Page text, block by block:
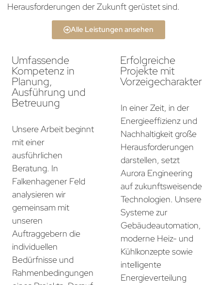
Herausforderungen der Zukunft gerüstet sind.
Alle Leistungen ansehen
Umfassende
Kompetenz in
Planung,
Ausführung und
Betreuung
Unsere Arbeit beginnt
mit einer
ausführlichen
Beratung. In
Falkenhagener Feld
analysieren wir
gemeinsam mit
unseren
Auftraggebern die
individuellen
Bedürfnisse und
Rahmenbedingungen
Erfolgreiche
Projekte mit
Vorzeigecharakter
In einer Zeit, in der
Energieeffizienz und
Nachhaltigkeit große
Herausforderungen
darstellen, setzt
Aurora Engineering
auf zukunftsweisende
Technologien. Unsere
Systeme zur
Gebäudeautomation,
moderne Heiz- und
Kühlkonzepte sowie
intelligente
Energieverteilung